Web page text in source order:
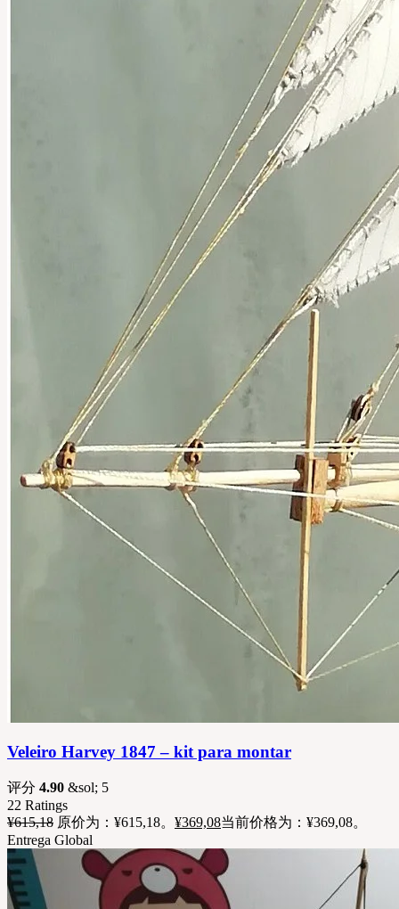
Veleiro Harvey 1847 – kit para montar
评分 4.90 &sol; 5
22 Ratings
¥615,18 原价为：¥615,18。 ¥369,08当前价格为：¥369,08。
Entrega Global